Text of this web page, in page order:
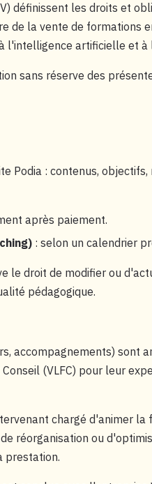
définissent les droits et
de la vente de formations
l'intelligence artificielle et à
sans réserve des
Podia : contenus, objectifs,
après paiement.
: selon un calendrier
le droit de modifier ou
pédagogique.
accompagnements) sont
(VLFC) pour leur
chargé d'animer la
réorganisation ou
prestation.